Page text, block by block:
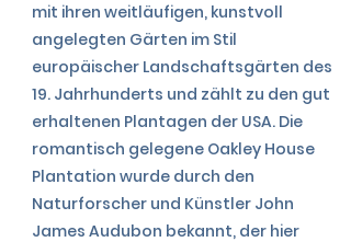
mit ihren weitläufigen, kunstvoll
angelegten Gärten im Stil
europäischer Landschaftsgärten des
19. Jahrhunderts und zählt zu den gut
erhaltenen Plantagen der USA. Die
romantisch gelegene Oakley House
Plantation wurde durch den
Naturforscher und Künstler John
James Audubon bekannt, der hier